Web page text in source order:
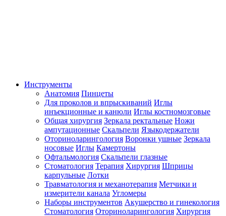
Инструменты
Анатомия Пинцеты
Для проколов и впрыскиваний Иглы
инъекционные и канюли Иглы костномозговые
Общая хирургия Зеркала ректальные Ножи
ампутационные Скальпели Языкодержатели
Оториноларингология Воронки ушные Зеркала
носовые Иглы Камертоны
Офтальмология Скальпели глазные
Стоматология Терапия Хирургия Шприцы
карпульные Лотки
Травматология и механотерапия Метчики и
измерители канала Угломеры
Наборы инструментов Акушерство и гинекология
Стоматология Оториноларингология Хирургия